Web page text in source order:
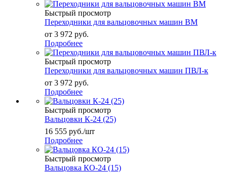
Быстрый просмотр
Переходники для вальцовочных машин ВМ
от 3 972 руб.
Подробнее
Быстрый просмотр
Переходники для вальцовочных машин ПВЛ-к
от 3 972 руб.
Подробнее
Быстрый просмотр
Вальцовки К-24 (25)
16 555 руб./шт
Подробнее
Быстрый просмотр
Вальцовка КО-24 (15)